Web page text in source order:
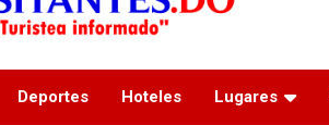
Deportes Hoteles Lugares